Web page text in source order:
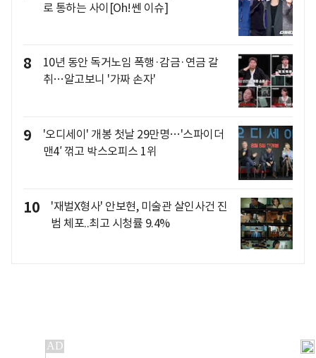
로 통하는 사이[Oh!쎈 이슈]
8
10년 동안 독거노임 폭행·감금·연금 갈
취…알고보니 '가짜 손자'
9
'오디세이' 개봉 첫날 29만명…'스파이더
맨4′ 꺾고 박스오피스 1위
10
'재벌X형사' 안보현, 미술관 살인사건 진
범 체포..최고 시청률 9.4%